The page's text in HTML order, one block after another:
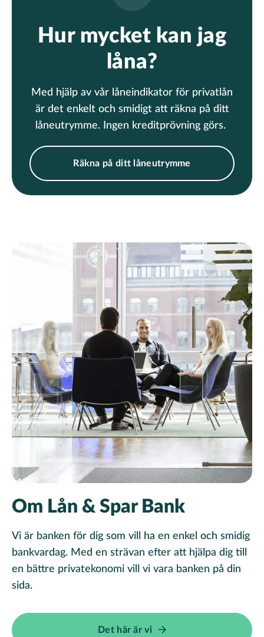
Hur mycket kan jag
låna?
Med hjälp av vår låneindikator för privatlån
är det enkelt och smidigt att räkna på ditt
låneutrymme. Ingen kreditprövning görs.
Räkna på ditt låneutrymme
Om Lån & Spar Bank
Vi är banken för dig som vill ha en enkel och smidig
bankvardag. Med en strävan efter att hjälpa dig till
en bättre privatekonomi vill vi vara banken på din
sida.
Det här är vi